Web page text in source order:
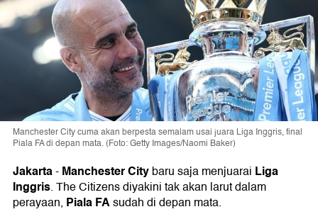
Manchester City cuma akan berpesta semalam usai juara Liga Inggris, final
Piala FA di depan mata. (Foto: Getty Images/Naomi Baker)
Jakarta-Manchester Citybaru saja menjuarai Liga
Inggris. The Citizens diyakini tak akan larut dalam
perayaan, Piala FAsudah di depan mata.